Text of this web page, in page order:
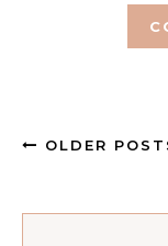
OLDER